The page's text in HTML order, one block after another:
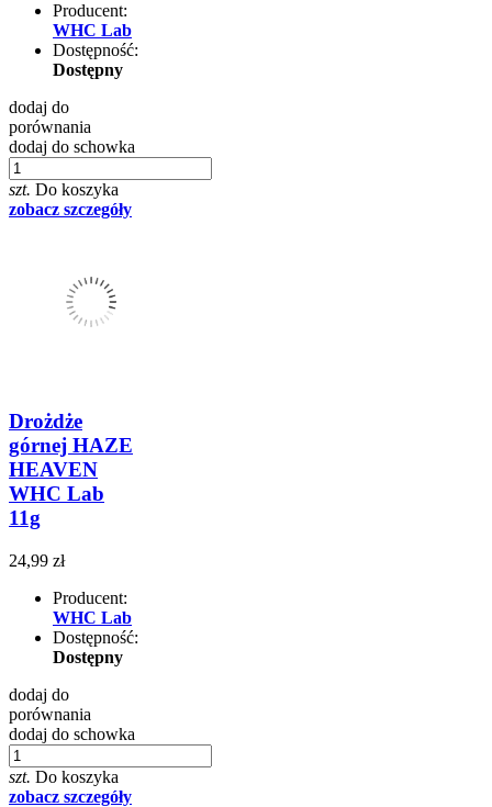
Producent:
WHC Lab
Dostępność:
Dostępny
dodaj do
porównania
dodaj do schowka
szt. Do koszyka
zobacz szczegóły
Drożdże
górnej HAZE
HEAVEN
WHC Lab
11g
24,99 zł
Producent:
WHC Lab
Dostępność:
Dostępny
dodaj do
porównania
dodaj do schowka
szt. Do koszyka
zobacz szczegóły